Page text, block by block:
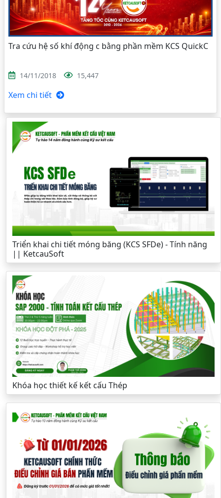
Tra cứu hệ số khí động c bằng phần mềm KCS QuickC
14/11/2018 15,447
Xem chi tiết
Triển khai chi tiết móng băng (KCS SFDe) - Tính năng
|| KetcauSoft
Khóa học thiết kế kết cấu Thép